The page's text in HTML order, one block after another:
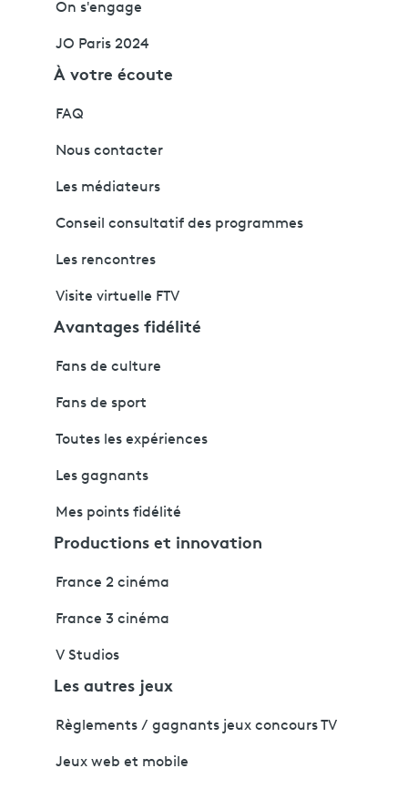
On s'engage
JO Paris 2024
À votre écoute
FAQ
Nous contacter
Les médiateurs
Conseil consultatif des programmes
Les rencontres
Visite virtuelle FTV
Avantages fidélité
Fans de culture
Fans de sport
Toutes les expériences
Les gagnants
Mes points fidélité
Productions et innovation
France 2 cinéma
France 3 cinéma
V Studios
Les autres jeux
Règlements / gagnants jeux concours TV
Jeux web et mobile